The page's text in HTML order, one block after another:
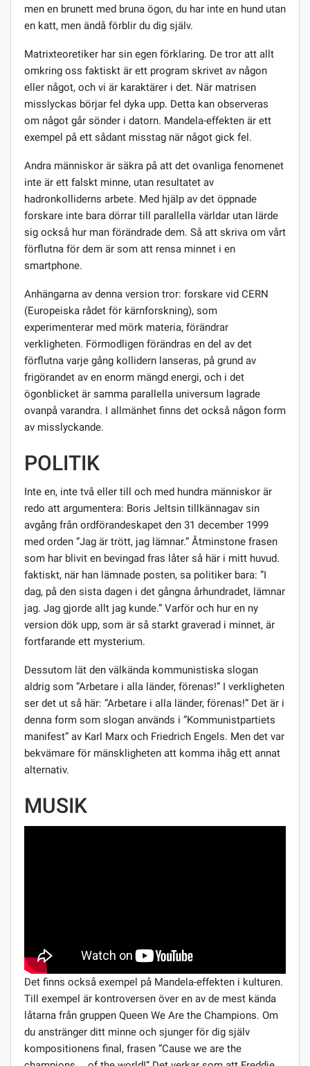
men en brunett med bruna ögon, du har inte en hund utan
en katt, men ändå förblir du dig själv.
Matrixteoretiker har sin egen förklaring. De tror att allt
omkring oss faktiskt är ett program skrivet av någon
eller något, och vi är karaktärer i det. När matrisen
misslyckas börjar fel dyka upp. Detta kan observeras
om något går sönder i datorn. Mandela-effekten är ett
exempel på ett sådant misstag när något gick fel.
Andra människor är säkra på att det ovanliga fenomenet
inte är ett falskt minne, utan resultatet av
hadronkolliderns arbete. Med hjälp av det öppnade
forskare inte bara dörrar till parallella världar utan lärde
sig också hur man förändrade dem. Så att skriva om vårt
förflutna för dem är som att rensa minnet i en
smartphone.
Anhängarna av denna version tror: forskare vid CERN
(Europeiska rådet för kärnforskning), som
experimenterar med mörk materia, förändrar
verkligheten. Förmodligen förändras en del av det
förflutna varje gång kollidern lanseras, på grund av
frigörandet av en enorm mängd energi, och i det
ögonblicket är samma parallella universum lagrade
ovanpå varandra. I allmänhet finns det också någon form
av misslyckande.
POLITIK
Inte en, inte två eller till och med hundra människor är
redo att argumentera: Boris Jeltsin tillkännagav sin
avgång från ordförandeskapet den 31 december 1999
med orden ”Jag är trött, jag lämnar.” Åtminstone frasen
som har blivit en bevingad fras låter så här i mitt huvud.
faktiskt, när han lämnade posten, sa politiker bara: ”I
dag, på den sista dagen i det gångna århundradet, lämnar
jag. Jag gjorde allt jag kunde.” Varför och hur en ny
version dök upp, som är så starkt graverad i minnet, är
fortfarande ett mysterium.
Dessutom lät den välkända kommunistiska slogan
aldrig som ”Arbetare i alla länder, förenas!” I verkligheten
ser det ut så här: ”Arbetare i alla länder, förenas!” Det är i
denna form som slogan används i ”Kommunistpartiets
manifest” av Karl Marx och Friedrich Engels. Men det var
bekvämare för mänskligheten att komma ihåg ett annat
alternativ.
MUSIK
Det finns också exempel på Mandela-effekten i kulturen.
Till exempel är kontroversen över en av de mest kända
låtarna från gruppen Queen We Are the Champions. Om
du anstränger ditt minne och sjunger för dig själv
kompositionens final, frasen ”Cause we are the